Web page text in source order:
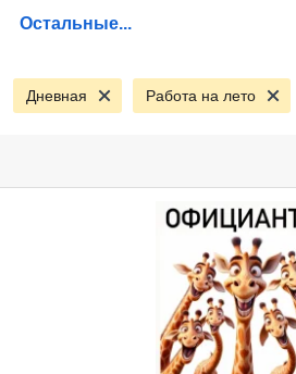
Остальные...
Дневная Работа на лето